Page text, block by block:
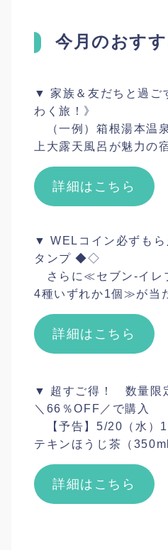
今月のおす
▼ 家族＆友だちと過ご
わく旅！》
（一例）箱根湯本温
上大露天風呂が魅力の宿
詳細はこちら
▼ WELコイン必ずも
タンプ ◆◇
さらに≪セブン‐イレ
4種いずれか1個≫が当
詳細はこちら
▼ 超すご得！ 数量限
＼66％OFF／で購入
【予告】5/20（水）
テキンほうじ茶（
詳細はこちら